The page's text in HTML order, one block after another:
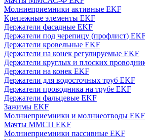
Молниеприемники активные EKF
Крепежные элементы EKF
Держатели фасадные EKF
Держатели под черепицу (профлист)
Держатели кровельные EKF
Держатели на конек регулируемые EKF
Держатели круглых и плоских
Держатели на конек EKF
Держатели для водосточных труб EKF
Держатели проводника на трубе EKF
Держатели фальцевые EKF
Зажимы EKF
Молниеприемники и молниеотводы EKF
Мачты ММСП EKF
Молниеприемники пассивные EKF